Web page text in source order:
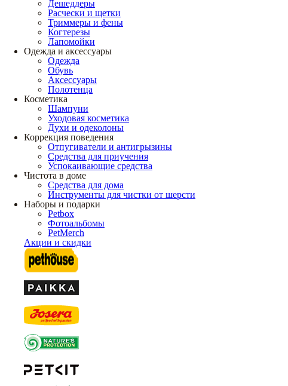
Дешеддеры
Расчески и щетки
Триммеры и фены
Когтерезы
Лапомойки
Одежда и аксессуары
Одежда
Обувь
Аксессуары
Полотенца
Косметика
Шампуни
Уходовая косметика
Духи и одеколоны
Коррекция поведения
Отпугиватели и антигрызины
Средства для приучения
Успокаивающие средства
Чистота в доме
Средства для дома
Инструменты для чистки от шерсти
Наборы и подарки
Petbox
Фотоальбомы
PetMerch
Акции и скидки